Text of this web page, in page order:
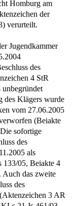
Homburg am
der
verurteilt.
Jugendkammer
des
4 StR
des Klägers wurde
vom 27.06.2005
(Beiakte
sofortige
des
als
133/05, Beiakte 4
das zweite
des
3 AR